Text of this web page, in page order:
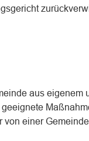
aus eigenem
einer